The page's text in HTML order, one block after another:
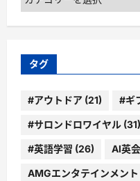
ゴ
ー
タグ
#アウトドア (21) #ギ
#サロンドロワイヤル (31)
#英語学習 (26) AI英
AMGエンタテインメント